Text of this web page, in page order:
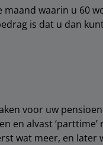
maand waarin u 60
is dat u dan
voor uw
en alvast ‘parttime’
wat meer, en later